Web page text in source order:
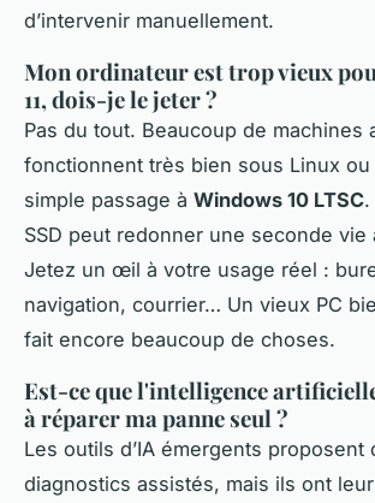
d’intervenir manuellement.
Mon ordinateur est trop vieux
11, dois-je le jeter ?
Pas du tout. Beaucoup de machines
fonctionnent très bien sous Linux ou
simple passage à Windows 10 LTSC.
SSD peut redonner une seconde vie
Jetez un œil à votre usage réel :
navigation, courrier… Un vieux PC
fait encore beaucoup de choses.
Est-ce que l'intelligence
à réparer ma panne seul ?
Les outils d’IA émergents proposent
diagnostics assistés, mais ils ont